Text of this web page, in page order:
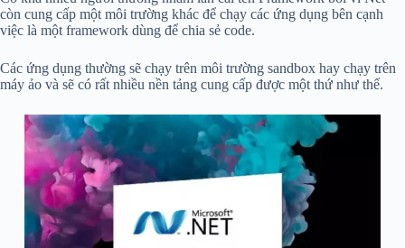
còn cung cấp một môi trường khác để chạy các ứng dụng bên cạnh
việc là một framework dùng để chia sẻ code.
Các ứng dụng thường sẽ chạy trên môi trường sandbox hay chạy trên
máy ảo và sẽ có rất nhiều nền tảng cung cấp được một thứ như thế.